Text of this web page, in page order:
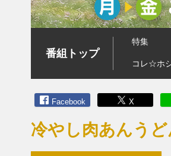
番組トップ
特集
コレ☆ホ
Facebook X
冷やし肉あんうど